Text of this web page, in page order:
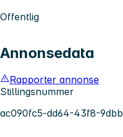
Offentlig
Annonsedata
Rapporter annonse
Stillingsnummer
ac090fc5-dd64-43f8-